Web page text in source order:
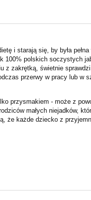
i starają się, by była
polskich soczystych
z zakrętką, świetnie
przerwy w pracy lub w
przysmakiem - może z
małych niejadków,
że każde dziecko z